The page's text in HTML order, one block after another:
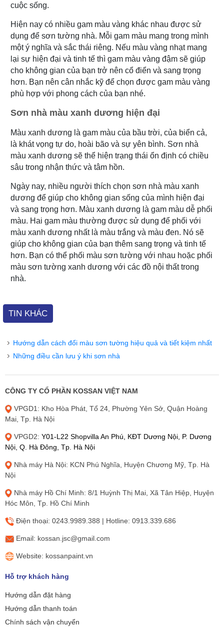
cuộc sống.
Hiện nay có nhiều gam màu vàng khác nhau được sử
dụng để sơn tường nhà. Mỗi gam màu mang trong mình
một ý nghĩa và sắc thái riêng. Nếu màu vàng nhạt mang
lại sự hiện đại và tinh tế thì gam màu vàng đậm sẽ giúp
cho không gian của bạn trở nên cổ điển và sang trọng
hơn. Bạn nên cân nhắc kỹ để chọn được gam màu vàng
phù hợp với phong cách của bạn nhé.
Sơn nhà màu xanh dương hiện đại
Màu xanh dương là gam màu của bầu trời, của biển cả,
là khát vọng tự do, hoài bão và sự yên bình. Sơn nhà
màu xanh dương sẽ thể hiện trạng thái ổn định có chiều
sâu trong nhận thức và tâm hồn.
Ngày nay, nhiều người thích chọn sơn nhà màu xanh
dương để giúp cho không gian sống của mình hiện đại
và sang trọng hơn. Màu xanh dương là gam màu dễ phối
màu. Hai gam màu thường được sử dụng để phối với
màu xanh dương nhất là màu trắng và màu đen. Nó sẽ
giúp cho không gian của bạn thêm sang trọng và tinh tế
hơn. Bạn có thể phối màu sơn tường với nhau hoặc phối
màu sơn tường xanh dương với các đồ nội thất trong
nhà.
TIN KHÁC
Hướng dẫn cách đổi màu sơn tường hiệu quả và tiết kiệm nhất
Những điều cần lưu ý khi sơn nhà
CÔNG TY CỔ PHẦN KOSSAN VIỆT NAM
VPGD1: Kho Hòa Phát, Tổ 24, Phường Yên Sở, Quận Hoàng
Mai, Tp. Hà Nội
VPGD2: Y01-L22 Shopvilla An Phú, KĐT Dương Nội, P. Dương
Nội, Q. Hà Đông, Tp. Hà Nội
Nhà máy Hà Nội: KCN Phú Nghĩa, Huyện Chương Mỹ, Tp. Hà
Nội
Nhà máy Hồ Chí Minh: 8/1 Huỳnh Thị Mai, Xã Tân Hiệp, Huyện
Hóc Môn, Tp. Hồ Chí Minh
Điện thoại: 0243.9989.388 | Hotline: 0913.339.686
Email: kossan.jsc@gmail.com
Website: kossanpaint.vn
Hỗ trợ khách hàng
Hướng dẫn đặt hàng
Hướng dẫn thanh toán
Chính sách vận chuyển